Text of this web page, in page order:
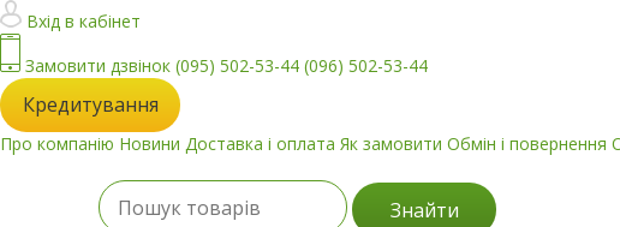
Вхід в кабінет
Замовити дзвінок (095) 502-53-44 (096) 502-53-44
Кредитування
Про компанію Новини Доставка і оплата Як замовити Обмін і повернення
Знайти